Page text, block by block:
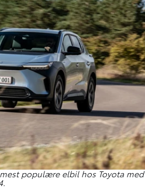
populære elbil hos Toyota med